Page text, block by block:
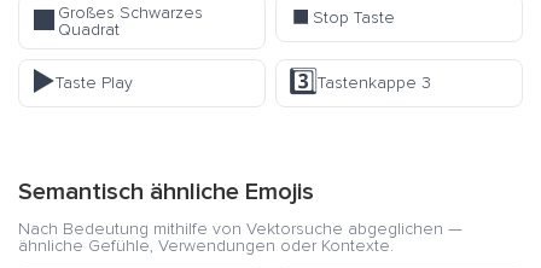
Großes Schwarzes
Quadrat
⏹️ Stop Taste
▶️Taste Play 3️⃣Tastenkappe 3
Semantisch ähnliche Emojis
Nach Bedeutung mithilfe von Vektorsuche abgeglichen —
ähnliche Gefühle, Verwendungen oder Kontexte.